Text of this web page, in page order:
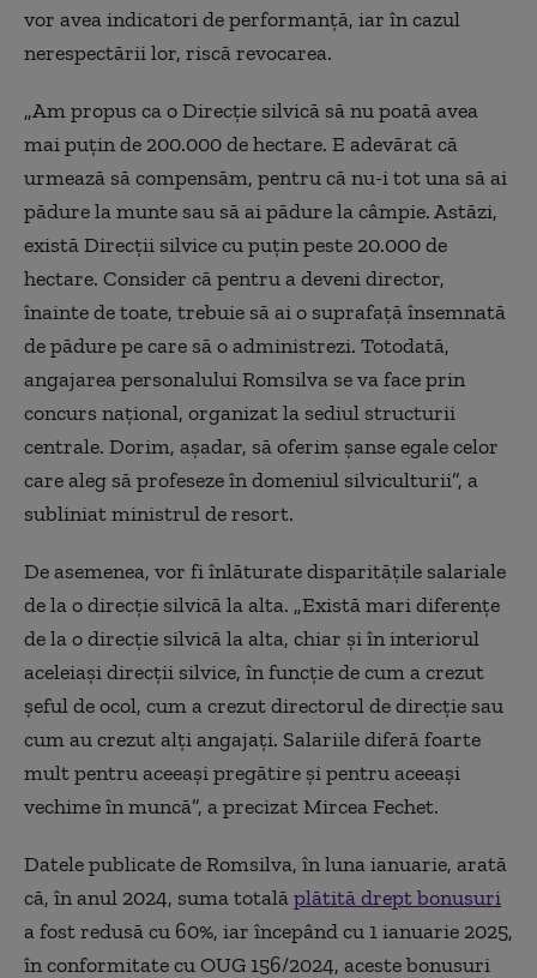
vor avea indicatori de performanță, iar în cazul
nerespectării lor, riscă revocarea.
„Am propus ca o Direcţie silvică să nu poată avea
mai puţin de 200.000 de hectare. E adevărat că
urmează să compensăm, pentru că nu-i tot una să ai
pădure la munte sau să ai pădure la câmpie. Astăzi,
există Direcţii silvice cu puţin peste 20.000 de
hectare. Consider că pentru a deveni director,
înainte de toate, trebuie să ai o suprafaţă însemnată
de pădure pe care să o administrezi. Totodată,
angajarea personalului Romsilva se va face prin
concurs naţional, organizat la sediul structurii
centrale. Dorim, aşadar, să oferim şanse egale celor
care aleg să profeseze în domeniul silviculturii”, a
subliniat ministrul de resort.
De asemenea, vor fi înlăturate disparitățile salariale
de la o direcție silvică la alta. „Există mari diferenţe
de la o direcţie silvică la alta, chiar şi în interiorul
aceleiaşi direcţii silvice, în funcţie de cum a crezut
şeful de ocol, cum a crezut directorul de direcţie sau
cum au crezut alţi angajaţi. Salariile diferă foarte
mult pentru aceeaşi pregătire şi pentru aceeaşi
vechime în muncă”, a precizat Mircea Fechet.
Datele publicate de Romsilva, în luna ianuarie, arată
că, în anul 2024, suma totalăplătită drept bonusuri
a fost redusă cu 60%, iar începând cu 1 ianuarie 2025,
în conformitate cu OUG 156/2024, aceste bonusuri